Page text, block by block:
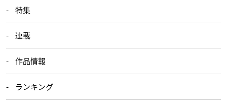
特集
連載
作品情報
ランキング